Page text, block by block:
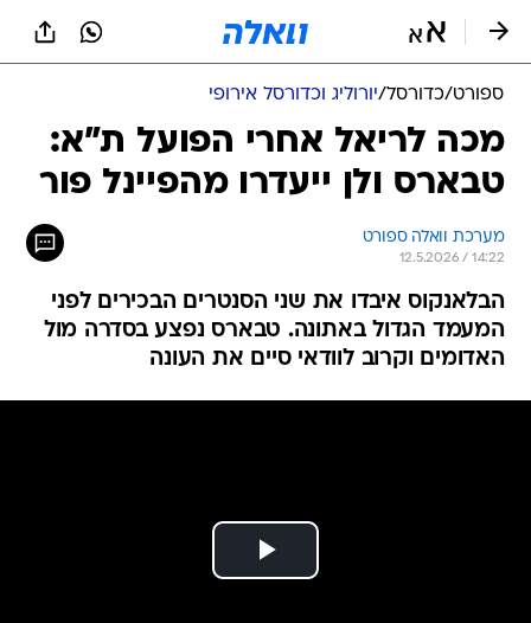
ספורט/כדורסל/יורוליג וכדורסל אירופי
מכה לריאל אחרי הפועל ת"א:
טבארס ולן ייעדרו מהפיינל פור
מערכת וואלה ספורט
12.5.2026 / 14:22
הבלאנקוס איבדו את שני הסנטרים הבכירים לפני
המעמד הגדול באתונה. טבארס נפצע בסדרה מול
האדומים וקרוב לוודאי סיים את העונה